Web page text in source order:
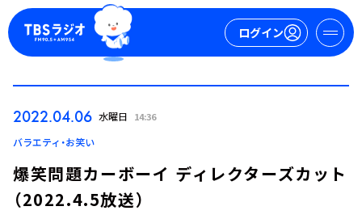
ログイン
ログイン
2022.04.06 水曜日 14:36
バラエティ・お笑い
爆笑問題カーボーイ ディレクターズカット
（2022.4.5放送）